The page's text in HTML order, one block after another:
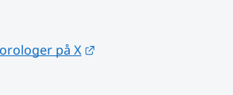
på X